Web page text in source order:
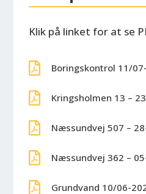
Klik på linket for at se
Boringskontrol 11/
Kringsholmen 13 –
Næssundvej 507 –
Næssundvej 362 –
Grundvand 10/06-